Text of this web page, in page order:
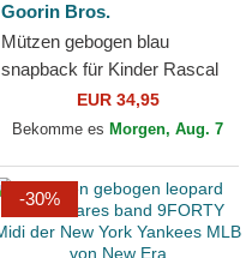
Goorin Bros.
Mützen gebogen blau
snapback für Kinder Rascal
Raccoon Mini The Farm
Goorin Bros.
EUR 34,95
Bekomme es Morgen, Aug. 7
-30%